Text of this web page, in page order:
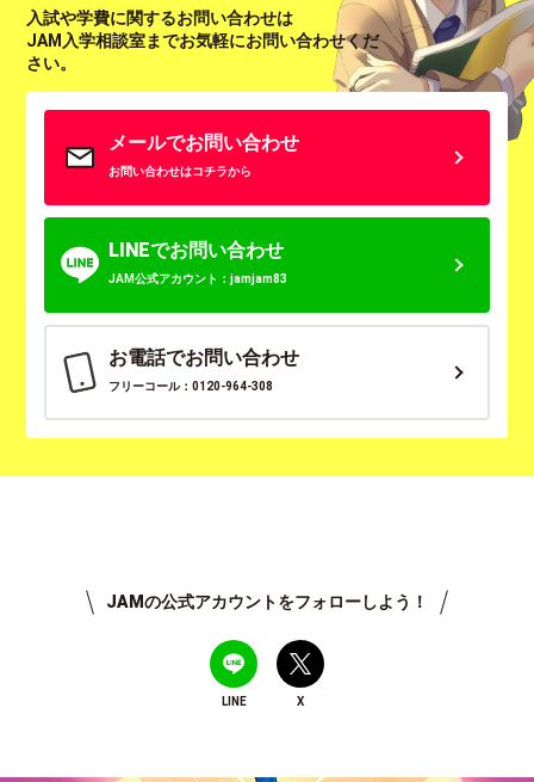
入試や学費に関するお問い合わせは
JAM入学相談室までお気軽にお問い合わせくだ
さい。
メールでお問い合わせ
お問い合わせはコチラから
LINEでお問い合わせ
JAM公式アカウント：jamjam83
お電話でお問い合わせ
フリーコール：0120-964-308
JAMの公式アカウントをフォローしよう！
LINE X